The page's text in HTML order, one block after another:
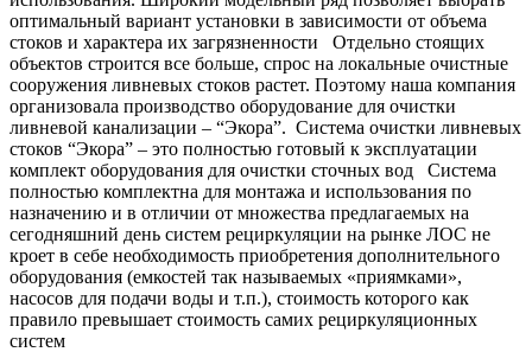
оптимальный вариант установки в зависимости от объема
стоков и характера их загрязненности Отдельно стоящих
объектов строится все больше, спрос на локальные очистные
сооружения ливневых стоков растет. Поэтому наша компания
организовала производство оборудование для очистки
ливневой канализации – “Экора”. Система очистки ливневых
стоков “Экора” – это полностью готовый к эксплуатации
комплект оборудования для очистки сточных вод Система
полностью комплектна для монтажа и использования по
назначению и в отличии от множества предлагаемых на
сегодняшний день систем рециркуляции на рынке ЛОС не
кроет в себе необходимость приобретения дополнительного
оборудования (емкостей так называемых «приямками»,
насосов для подачи воды и т.п.), стоимость которого как
правило превышает стоимость самих рециркуляционных
систем